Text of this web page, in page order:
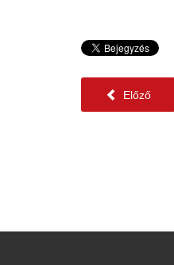
Előző